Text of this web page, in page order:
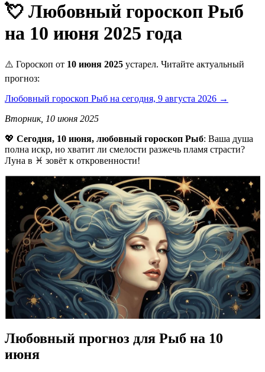
💘 Любовный гороскоп Рыб
на 10 июня 2025 года
⚠️ Гороскоп от 10 июня 2025 устарел. Читайте актуальный
прогноз:
Любовный гороскоп Рыб на сегодня, 9 августа 2026 →
Вторник, 10 июня 2025
💖 Сегодня, 10 июня, любовный гороскоп Рыб: Ваша душа
полна искр, но хватит ли смелости разжечь пламя страсти?
Луна в ♓️ зовёт к откровенности!
Любовный прогноз для Рыб на 10
июня